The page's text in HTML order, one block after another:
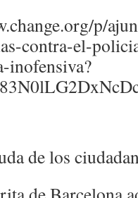
p/
contra-el-
inofensiva?
de los